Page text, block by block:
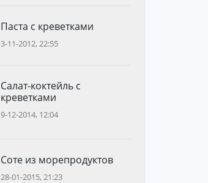
Паста с креветками
3-11-2012, 22:55
Салат-коктейль с
креветками
9-12-2014, 12:04
Соте из морепродуктов
28-01-2015, 21:23